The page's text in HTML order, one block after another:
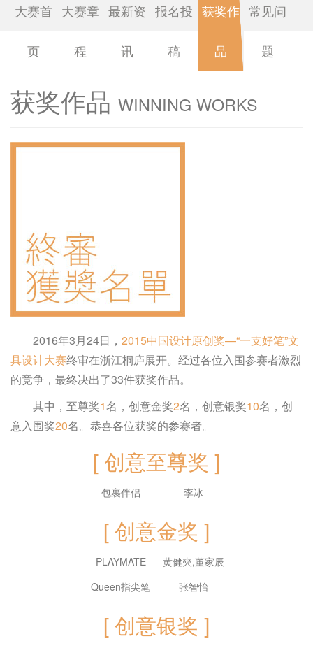
大赛首
页
大赛章
程
最新资
讯
报名投
稿
获奖作
品
常见问
题
获奖作品 WINNING WORKS
2016年3月24日， 2015中国设计原创奖—“一支好笔”文
具设计大赛终审在浙江桐庐展开。经过各位入围参赛者激烈
的竞争，最终决出了33件获奖作品。
其中，至尊奖1名，创意金奖2名，创意银奖10名，创
意入围奖20名。恭喜各位获奖的参赛者。
[ 创意至尊奖 ]
包裹伴侣 李冰
[ 创意金奖 ]
PLAYMATE
黄健奭,董家辰
Queen指尖笔
张智怡
[ 创意银奖 ]